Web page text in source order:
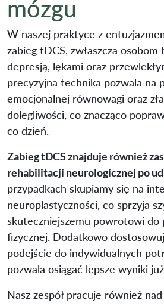
mózgu
W naszej praktyce z
zabieg tDCS, zwłaszcza
depresją, lękami oraz
precyzyjna technika pozwala na
emocjonalnej równowagi oraz
dolegliwości, co znacząco
co dzień.
Zabieg tDCS znajduje również
rehabilitacji neurologicznej po
przypadkach skupiamy się na
neuroplastyczności, co sprzyja
skuteczniejszemu powrotowi do
fizycznej. Dodatkowo
podejście do indywidualnych
pozwala osiągać lepsze wyniki
Nasz zespół pracuje również